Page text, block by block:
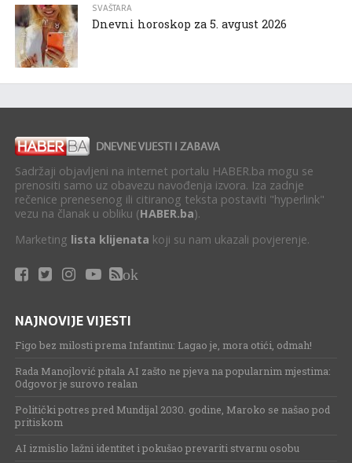
SVAŠTARA
Dnevni horoskop za 5. avgust 2026
Sadržaji objavljeni na internet portalu HABER.ba mogu se
prenositi samo uz obavezu navođenja izvora. Iza zadnje
rečenice prenesenog ili citiranog teksta postaviti "hyperlink"
vezu na članak u obliku (HABER.ba).
Marketing lista klijenata koji su nam ukazali povjerenje.
ok
NAJNOVIJE VIJESTI
Figo bez milosti prema Infantinu: Lagao je, mora otići, odmah!
Rada Manojlović pitala AI zašto ne pjeva na popularnim mjestima:
Odgovor je surovo realan
Politički potres pred Mundijal 2030. godine, Maroko se našao pod
pritiskom
AI izmislio lažni identitet i pokušao prevariti stvarnu osobu